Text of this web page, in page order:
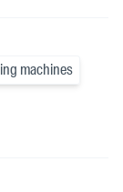
machines